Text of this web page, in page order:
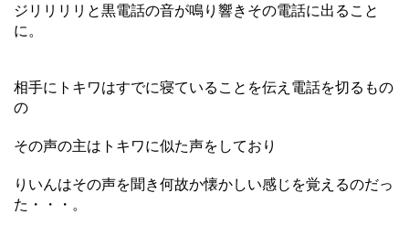
ジリリリリと黒電話の音が鳴り響きその電話に出ること
に。
相手にトキワはすでに寝ていることを伝え電話を切るもの
の
その声の主はトキワに似た声をしており
りいんはその声を聞き何故か懐かしい感じを覚えるのだっ
た・・・。